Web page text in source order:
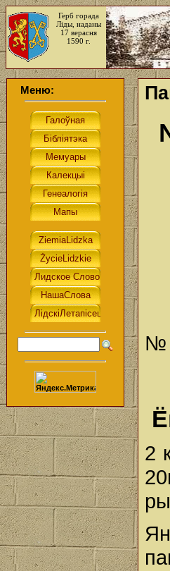
Герб горада
Ліды, наданы
17 верасня
1590 г.
Меню:
№
2